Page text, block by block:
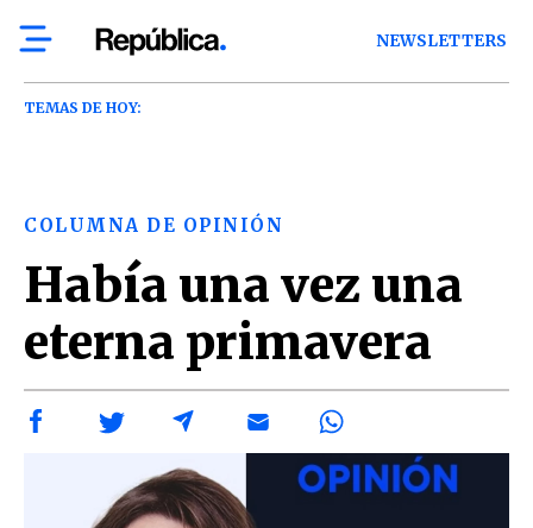
NEWSLETTERS
TEMAS DE HOY:
COLUMNA DE OPINIÓN
Había una vez una
eterna primavera